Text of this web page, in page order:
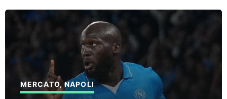
MERCATO,NAPOLI